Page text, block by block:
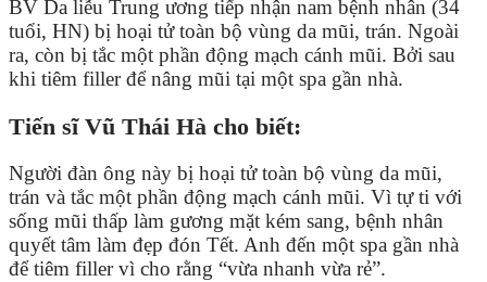
BV Da liễu Trung ương tiếp nhận nam bệnh nhân (34
tuổi, HN) bị hoại tử toàn bộ vùng da mũi, trán. Ngoài
ra, còn bị tắc một phần động mạch cánh mũi. Bởi sau
khi tiêm filler để nâng mũi tại một spa gần nhà.
Tiến sĩ Vũ Thái Hà cho biết:
Người đàn ông này bị hoại tử toàn bộ vùng da mũi,
trán và tắc một phần động mạch cánh mũi. Vì tự ti với
sống mũi thấp làm gương mặt kém sang, bệnh nhân
quyết tâm làm đẹp đón Tết. Anh đến một spa gần nhà
để tiêm filler vì cho rằng “vừa nhanh vừa rẻ”.